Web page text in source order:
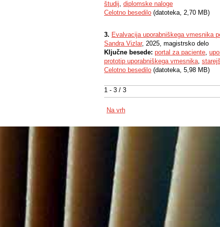
1 - 3 / 3
študij, diplomske naloge
Celotno besedilo (datoteka, 2,70 MB)
3. Evalvacija uporabniškega vmesnika
Sandra Vizlar, 2025, magistrsko delo
Ključne besede: portal za paciente,
prototip uporabniškega vmesnika,
Celotno besedilo (datoteka, 5,98 MB)
Na vrh